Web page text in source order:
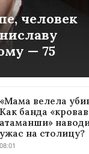
человек
— 75
«Мама велела
Как банда
атаманши»
ужас на столицу?
08:01